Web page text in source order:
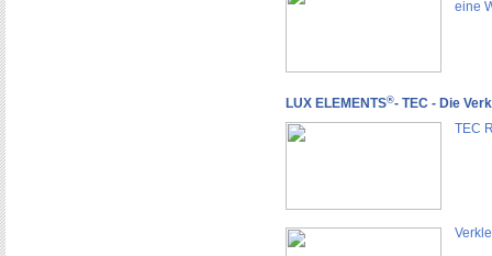
eine
LUX ELEMENTS®- TEC - Die
TEC